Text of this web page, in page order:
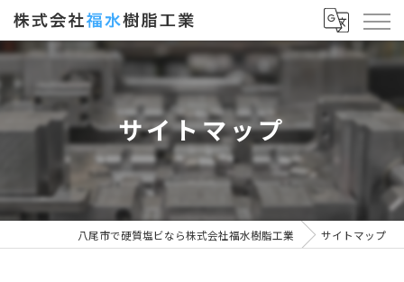
サイトマップ
八尾市で硬質塩ビなら株式会社福水樹脂工業 サイトマップ